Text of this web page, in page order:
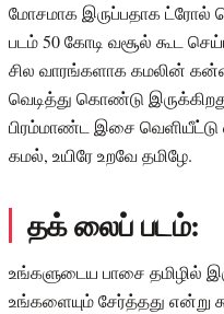
மோசமாக இருப்பதாக ட்ரோல்
படம் 50 கோடி வசூல் கூட
சில வாரங்களாக கமலின்
வெடித்து கொண்டு
பிரம்மாண்ட இசை வெளியீட்டு
கமல், உயிரே உறவே தமிழே.
தக் லைப் படம்:
உங்களுடைய பாசை தமிழில்
உங்களையும் சேர்த்தது என்று